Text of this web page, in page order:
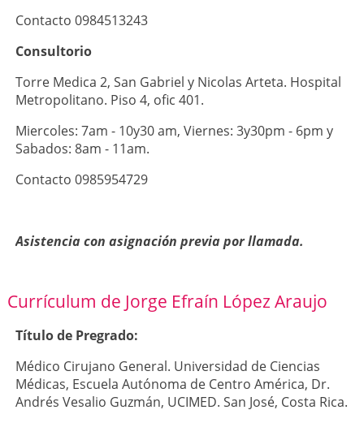
Contacto 0984513243
Consultorio
Torre Medica 2, San Gabriel y Nicolas Arteta. Hospital
Metropolitano. Piso 4, ofic 401.
Miercoles: 7am - 10y30 am, Viernes: 3y30pm - 6pm y
Sabados: 8am - 11am.
Contacto 0985954729
Asistencia con asignación previa por llamada.
Currículum de Jorge Efraín López Araujo
Título de Pregrado:
Médico Cirujano General. Universidad de Ciencias
Médicas, Escuela Autónoma de Centro América, Dr.
Andrés Vesalio Guzmán, UCIMED. San José, Costa Rica.